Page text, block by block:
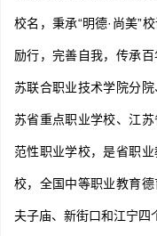
校名，秉承“明德·尚美”
励行，完善自我，传承
苏联合职业技术学院分
苏省重点职业学校、江
范性职业学校，是省职
校，全国中等职业教育德
夫子庙、新街口和江宁四